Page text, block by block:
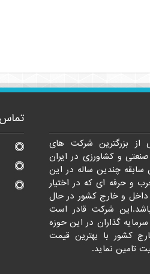
بزرگترین شرکت های
و کشاورزی در ایران
چندین ساله در این
و حرفه ای که در اختیار
داخل و خارج کشور در حال
شرکت قادر است
سرمایه گذاران در این حوزه
کشور با بهترین قیمت
تامین نماید.
تماس